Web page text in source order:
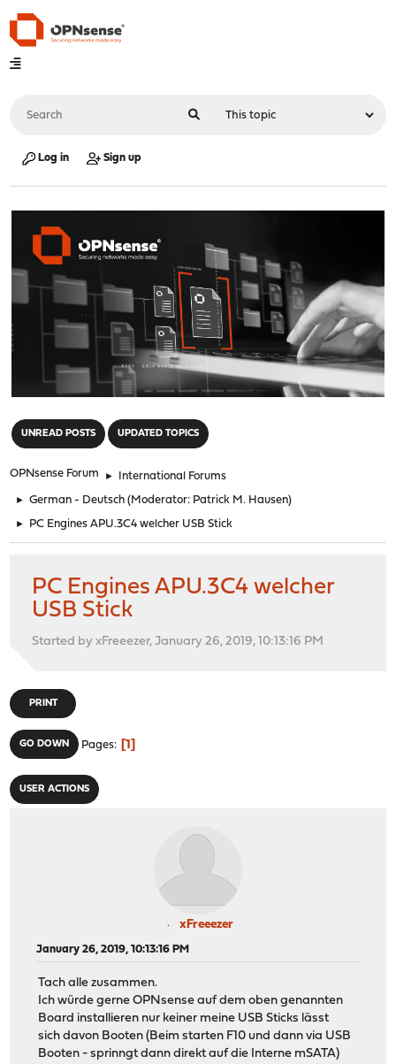
Log in Sign up
UNREAD POSTS UPDATED TOPICS
OPNsense Forum ► International Forums
► German - Deutsch (Moderator: Patrick M. Hausen)
► PC Engines APU.3C4 welcher USB Stick
PC Engines APU.3C4 welcher
USB Stick
Started by xFreeezer, January 26, 2019, 10:13:16 PM
PRINT
GO DOWN Pages 1
USER ACTIONS
xFreeezer
January 26, 2019, 10:13:16 PM
Tach alle zusammen.
Ich würde gerne OPNsense auf dem oben genannten
Board installieren nur keiner meine USB Sticks lässt
sich davon Booten (Beim starten F10 und dann via USB
Booten - sprinngt dann direkt auf die Interne mSATA)